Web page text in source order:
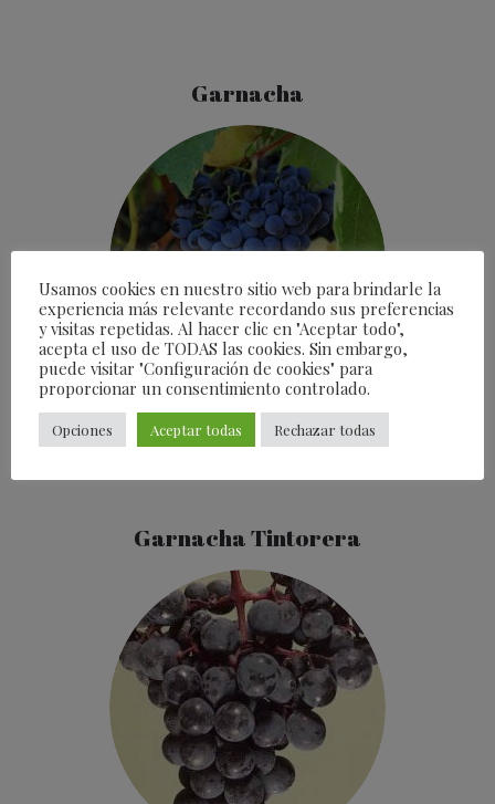
Garnacha
Garnacha Tintorera
Usamos cookies en nuestro sitio web para brindarle la
experiencia más relevante recordando sus preferencias
y visitas repetidas. Al hacer clic en "Aceptar todo",
acepta el uso de TODAS las cookies. Sin embargo,
puede visitar "Configuración de cookies" para
proporcionar un consentimiento controlado.
Opciones Aceptar todas Rechazar todas